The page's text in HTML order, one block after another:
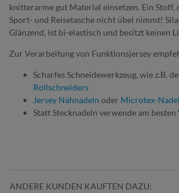
knitterarme gut Material einsetzen. Ein Stoff,
Sport- und Reisetasche nicht übel nimmt!
Glänzend, ist bi-elastisch und besitzt keinen
Zur Verarbeitung von Funktionsjersey
Scharfes Schneidewerkzeug, wie z.B.
Rollschneiders
Jersey Nähnadeln oder Microtex-
Statt Stecknadeln verwende am besten
ANDERE KUNDEN KAUFTEN DAZU: